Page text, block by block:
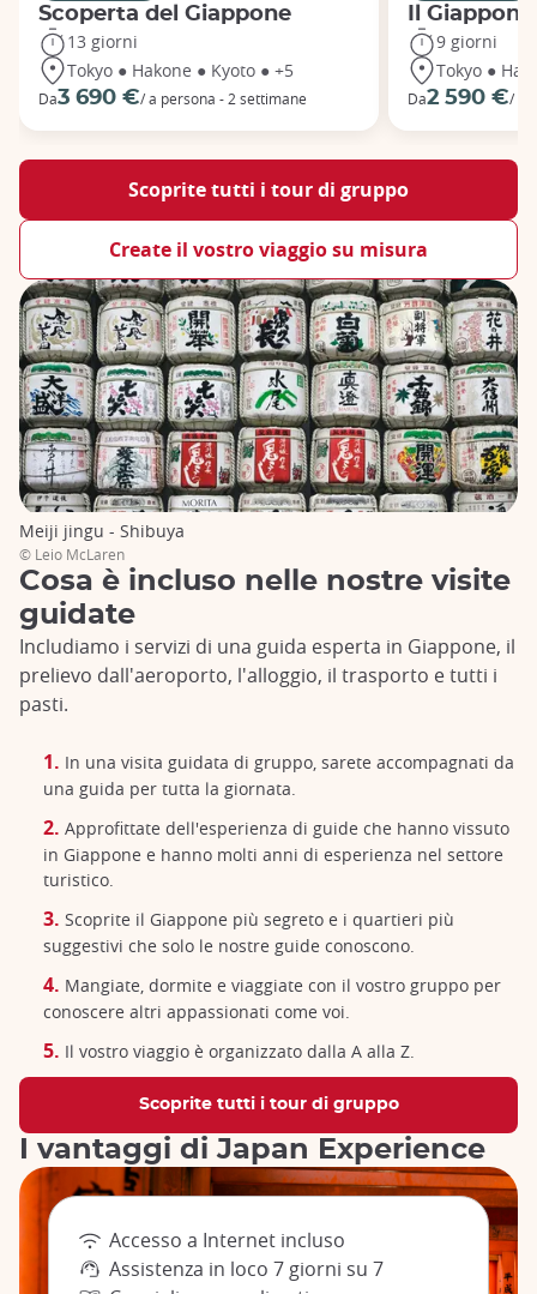
Scoperta del Giappone
13 giorni
Tokyo ● Hakone ● Kyoto ● +5
Da3 690 €/ a persona - 2 settimane
Il
9 giorni
Tokyo ●
Da2 590 €/
Scoprite tutti i tour di gruppo
Create il vostro viaggio su misura
Cosa è incluso nelle nostre visite
guidate
Includiamo i servizi di una guida esperta in Giappone, il
prelievo dall'aeroporto, l'alloggio, il trasporto e tutti i
pasti.
In una visita guidata di gruppo, sarete accompagnati da
una guida per tutta la giornata.
Approfittate dell'esperienza di guide che hanno vissuto
in Giappone e hanno molti anni di esperienza nel settore
turistico.
Scoprite il Giappone più segreto e i quartieri più
suggestivi che solo le nostre guide conoscono.
Mangiate, dormite e viaggiate con il vostro gruppo per
conoscere altri appassionati come voi.
Il vostro viaggio è organizzato dalla A alla Z.
Scoprite tutti i tour di gruppo
Meiji jingu - Shibuya
© Leio McLaren
I vantaggi di Japan Experience
Accesso a Internet incluso
Assistenza in loco 7 giorni su 7